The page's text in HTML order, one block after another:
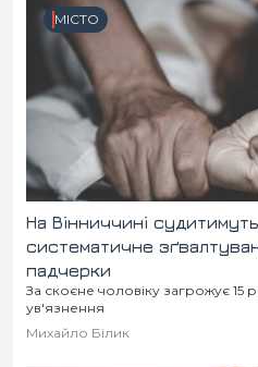
МІСТО
На Вінниччині
систематичне
падчерки
За скоєне чоловіку загрожує 15
ув'язнення
Михайло Білик